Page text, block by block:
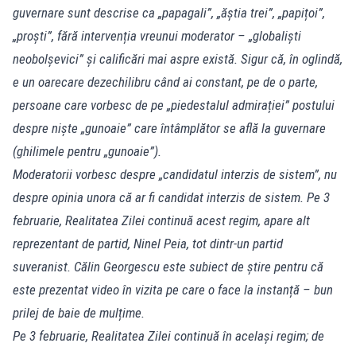
guvernare sunt descrise ca „papagali”, „ăștia trei”, „papițoi”,
„proști”, fără intervenția vreunui moderator – „globaliști
neobolșevici” și calificări mai aspre există. Sigur că, în oglindă,
e un oarecare dezechilibru când ai constant, pe de o parte,
persoane care vorbesc de pe „piedestalul admirației” postului
despre niște „gunoaie” care întâmplător se află la guvernare
(ghilimele pentru „gunoaie”).
Moderatorii vorbesc despre „candidatul interzis de sistem”, nu
despre opinia unora că ar fi candidat interzis de sistem. Pe 3
februarie, Realitatea Zilei continuă acest regim, apare alt
reprezentant de partid, Ninel Peia, tot dintr-un partid
suveranist. Călin Georgescu este subiect de știre pentru că
este prezentat video în vizita pe care o face la instanță – bun
prilej de baie de mulțime.
Pe 3 februarie, Realitatea Zilei continuă în același regim; de